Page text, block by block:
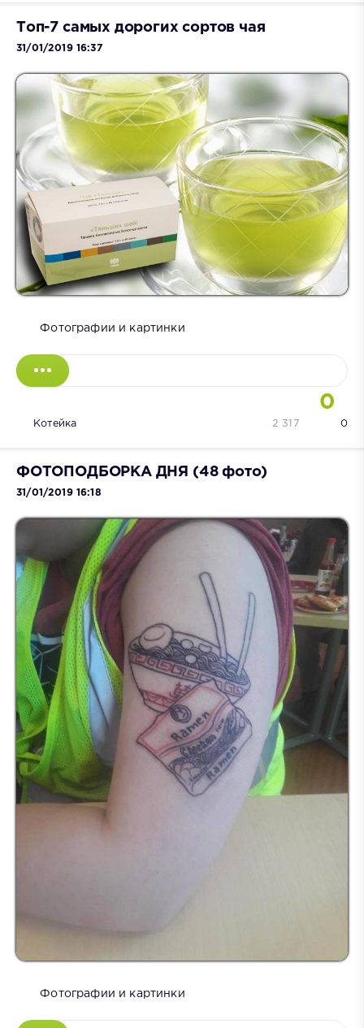
Топ-7 самых дорогих сортов чая
31/01/2019 16:37
Фотографии и картинки
0
Котейка 0
2 317
ФОТОПОДБОРКА ДНЯ (48 фото)
31/01/2019 16:18
Фотографии и картинки